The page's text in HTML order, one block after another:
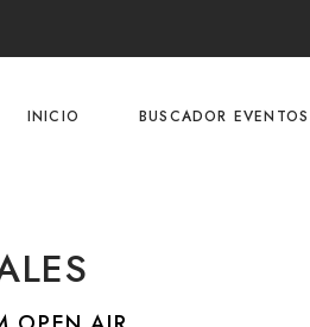
INICIO BUSCADOR EVENTOS